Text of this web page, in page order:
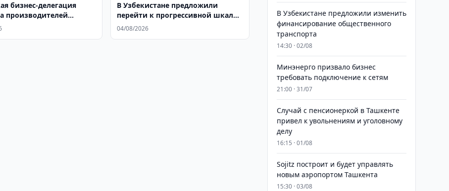
бизнес-делегация
производителей
в Ташкенте
В Узбекистане предложили
перейти к прогрессивной шкале
НДФЛ
04/08/2026
В Узбекистане предложили изменить
финансирование общественного
транспорта
14:30 · 02/08
Минэнерго призвало бизнес
требовать подключение к сетям
21:00 · 31/07
Случай с пенсионеркой в Ташкенте
привел к увольнениям и уголовному
делу
16:15 · 01/08
Sojitz построит и будет управлять
новым аэропортом Ташкента
15:30 · 03/08